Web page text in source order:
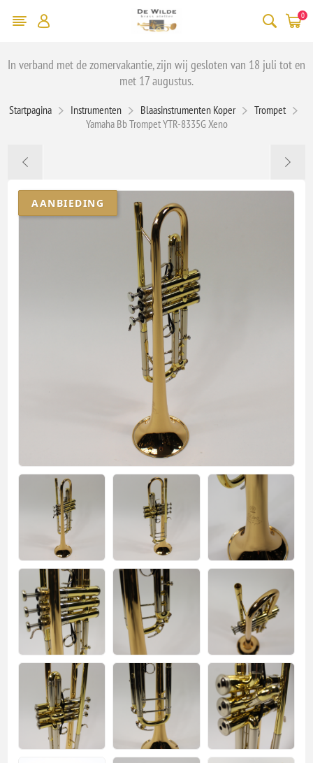
0
In verband met de zomervakantie, zijn wij gesloten van 18 juli tot en
met 17 augustus.
Startpagina Instrumenten Blaasinstrumenten Koper
Trompet
Yamaha Bb Trompet YTR-8335G Xeno
AANBIEDING